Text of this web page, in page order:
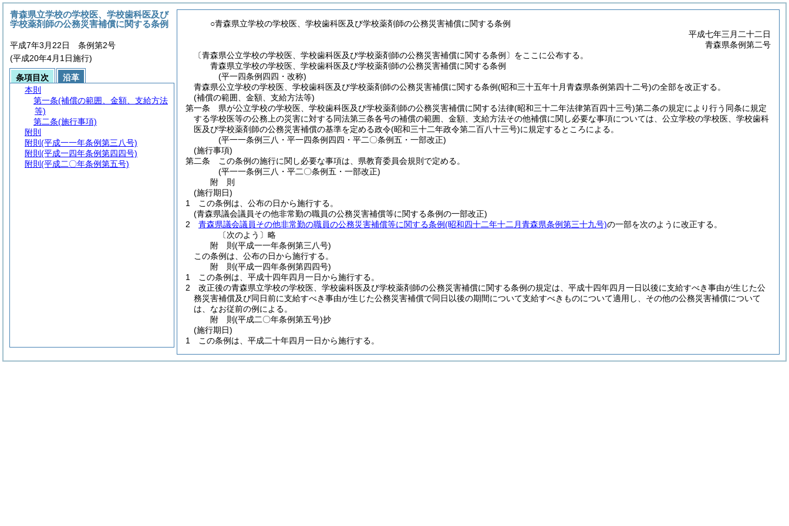
○青森県立学校の学校医、学校歯科医及び学校薬剤師の公務災害補償に関する条例
平成七年三月二十二日
青森県条例第二号
〔青森県公立学校の学校医、学校歯科医及び学校薬剤師の公務災害補償に関する条例〕をここに公布する。
青森県立学校の学校医、学校歯科医及び学校薬剤師の公務災害補償に関する条例
(平一四条例四四・改称)
青森県公立学校の学校医、学校歯科医及び学校薬剤師の公務災害補償に関する条例(昭和三十五年十月青森県条例第四十二号)の全部を改正する。
(補償の範囲、金額、支給方法等)
第一条
県が公立学校の学校医、学校歯科医及び学校薬剤師の公務災害補償に関する法律(昭和三十二年法律第百四十三号)第二条の規定により行う同条に規定
する学校医等の公務上の災害に対する同法第三条各号の補償の範囲、金額、支給方法その他補償に関し必要な事項については、公立学校の学校医、学校歯科
医及び学校薬剤師の公務災害補償の基準を定める政令(昭和三十二年政令第二百八十三号)に規定するところによる。
(平一一条例三八・平一四条例四四・平二〇条例五・一部改正)
(施行事項)
第二条
この条例の施行に関し必要な事項は、県教育委員会規則で定める。
(平一一条例三八・平二〇条例五・一部改正)
附 則
(施行期日)
1
この条例は、公布の日から施行する。
(青森県議会議員その他非常勤の職員の公務災害補償等に関する条例の一部改正)
2
青森県議会議員その他非常勤の職員の公務災害補償等に関する条例(昭和四十二年十二月青森県条例第三十九号)の一部を次のように改正する。
〔次のよう〕略
附 則(平成一一年条例第三八号)
この条例は、公布の日から施行する。
附 則(平成一四年条例第四四号)
1
この条例は、平成十四年四月一日から施行する。
2
改正後の青森県立学校の学校医、学校歯科医及び学校薬剤師の公務災害補償に関する条例の規定は、平成十四年四月一日以後に支給すべき事由が生じた公
務災害補償及び同日前に支給すべき事由が生じた公務災害補償で同日以後の期間について支給すべきものについて適用し、その他の公務災害補償について
は、なお従前の例による。
附 則(平成二〇年条例第五号)抄
(施行期日)
1
この条例は、平成二十年四月一日から施行する。
青森県立学校の学校医、学校歯科医及び
学校薬剤師の公務災害補償に関する条例
平成7年3月22日 条例第2号
(平成20年4月1日施行)
条項目次
沿革
本則
第一条(補償の範囲、金額、支給方法
等)
第二条(施行事項)
附則
附則 (平成一一年条例第三八号)
附則 (平成一四年条例第四四号)
附則 (平成二〇年条例第五号)